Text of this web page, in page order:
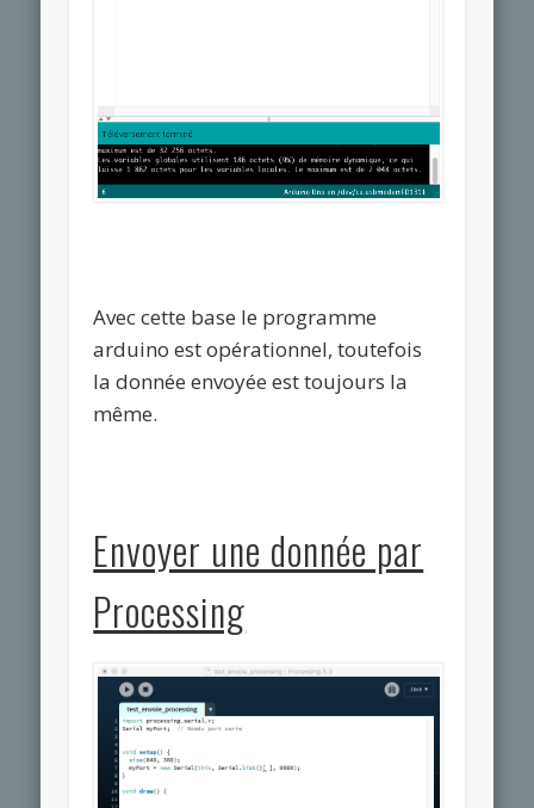
Avec cette base le programme
arduino est opérationnel, toutefois
la donnée envoyée est toujours la
même.
Envoyer une donnée par
Processing